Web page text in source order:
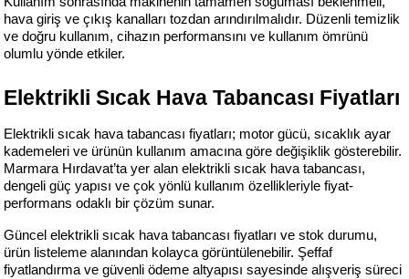
hava giriş ve çıkış kanalları tozdan arındırılmalıdır. Düzenli temizlik
ve doğru kullanım, cihazın performansını ve kullanım ömrünü
olumlu yönde etkiler.
Elektrikli Sıcak Hava Tabancası Fiyatları
Elektrikli sıcak hava tabancası fiyatları; motor gücü, sıcaklık ayar
kademeleri ve ürünün kullanım amacına göre değişiklik gösterebilir.
Marmara Hırdavat’ta yer alan elektrikli sıcak hava tabancası,
dengeli güç yapısı ve çok yönlü kullanım özellikleriyle fiyat-
performans odaklı bir çözüm sunar.
Güncel elektrikli sıcak hava tabancası fiyatları ve stok durumu,
ürün listeleme alanından kolayca görüntülenebilir. Şeffaf
fiyatlandırma ve güvenli ödeme altyapısı sayesinde alışveriş süreci